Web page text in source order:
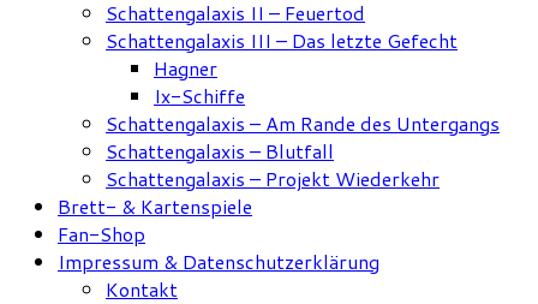
Schattengalaxis II – Feuertod
Schattengalaxis III – Das letzte Gefecht
Hagner
Ix-Schiffe
Schattengalaxis – Am Rande des Untergangs
Schattengalaxis – Blutfall
Schattengalaxis – Projekt Wiederkehr
Brett- & Kartenspiele
Fan-Shop
Impressum & Datenschutzerklärung
Kontakt